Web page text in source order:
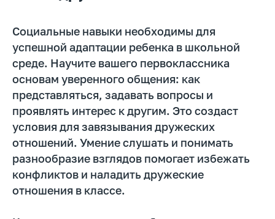
Социальные навыки необходимы для
успешной адаптации ребенка в школьной
среде. Научите вашего первоклассника
основам уверенного общения: как
представляться, задавать вопросы и
проявлять интерес к другим. Это создаст
условия для завязывания дружеских
отношений. Умение слушать и понимать
разнообразие взглядов помогает избежать
конфликтов и наладить дружеские
отношения в классе.
Руководитель курсов по чтению,
скорочтению и развитию
читательских навыков
Финалист конкурса «Учитель
года-2021»
Победитель конкурса "Фестиваль
методических идей 2015"
Автор программ
Записаться на